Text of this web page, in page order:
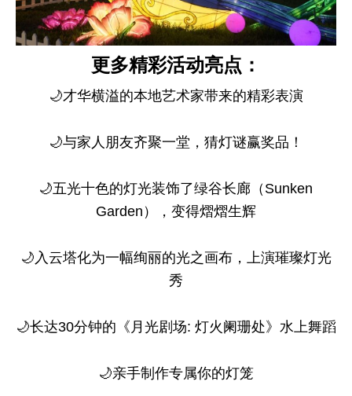
更多精彩活动亮点：
🌙才华横溢的本地艺术家带来的精彩表演
🌙与家人朋友齐聚一堂，猜灯谜赢奖品！
🌙五光十色的灯光装饰了绿谷长廊（Sunken
Garden），变得熠熠生辉
🌙入云塔化为一幅绚丽的光之画布，上演璀璨灯光
秀
🌙长达30分钟的《月光剧场: 灯火阑珊处》水上舞蹈
🌙亲手制作专属你的灯笼